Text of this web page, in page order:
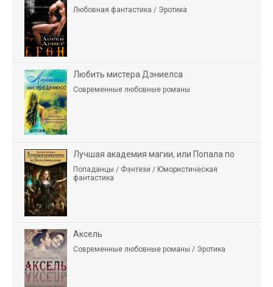
Любовная фантастика / Эротика
Любить мистера Дэниелса
Современные любовные романы
Лучшая академия магии, или Попала по
Попаданцы / Фэнтези / Юмористическая
фантастика
Аксель
Современные любовные романы / Эротика